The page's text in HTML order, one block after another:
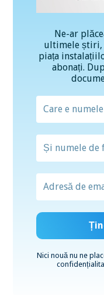
Ne-ar
ultimele știri,
piața
abonați.
Nici nouă nu ne